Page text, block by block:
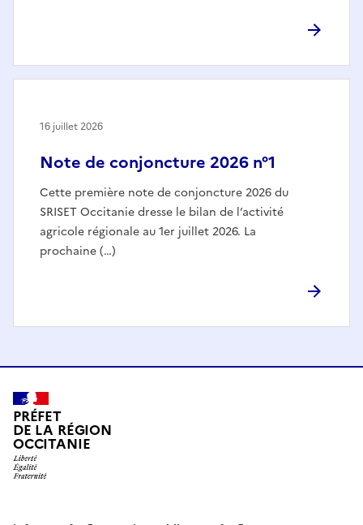
Note de conjoncture 2026 n°1
Cette première note de conjoncture 2026 du
SRISET Occitanie dresse le bilan de l’activité
agricole régionale au 1er juillet 2026. La
prochaine (…)
16 juillet 2026
PRÉFET
DE LA RÉGION
OCCITANIE